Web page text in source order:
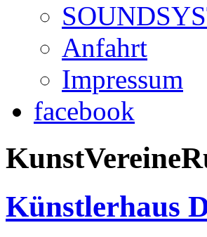
Anfahrt
Impressum
facebook
Künstlerhaus